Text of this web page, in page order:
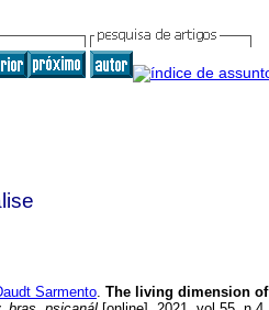
Sarmento. The living dimension of